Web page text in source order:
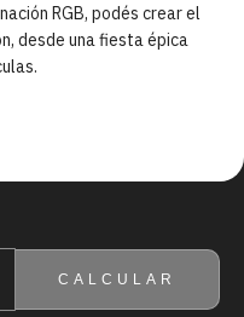
RGB, podés crear el
desde una fiesta épica
¡Es como tener un arcoíris
por ser un experto en
tenés tu tira LED lista
CALCULAR